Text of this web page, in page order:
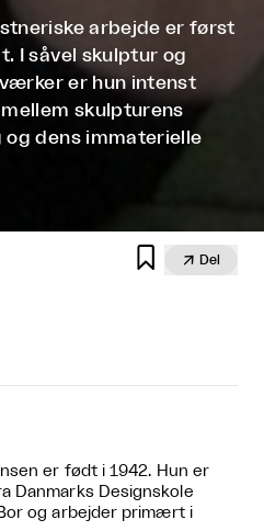
arbejde er først
I såvel skulptur og
er hun intenst
skulpturens
dens immaterielle
  Del
er født i 1942. Hun er
Danmarks Designskole
og arbejder primært i